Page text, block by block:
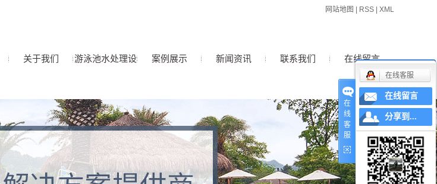
网站地图 RSS XML
关于我们
公司简介
游泳池水处理设
备
水处理循环净化设备
泳池水泵系列
恒温泳池空气热源泵
游泳池加热设备
案例展示 新闻资讯
行业新闻
技术知识
联系我们 在线留言
在
线
客
服
在线客服
在线留言
分享到...